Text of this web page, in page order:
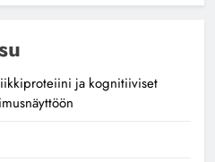
ja kognitiiviset